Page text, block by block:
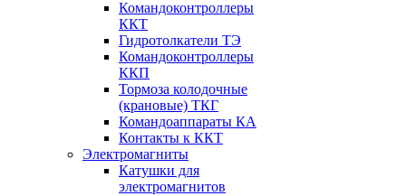
Командоконтроллеры
ККТ
Гидротолкатели ТЭ
Командоконтроллеры
ККП
Тормоза колодочные
(крановые) ТКГ
Командоаппараты КА
Контакты к ККТ
Электромагниты
Катушки для
электромагнитов